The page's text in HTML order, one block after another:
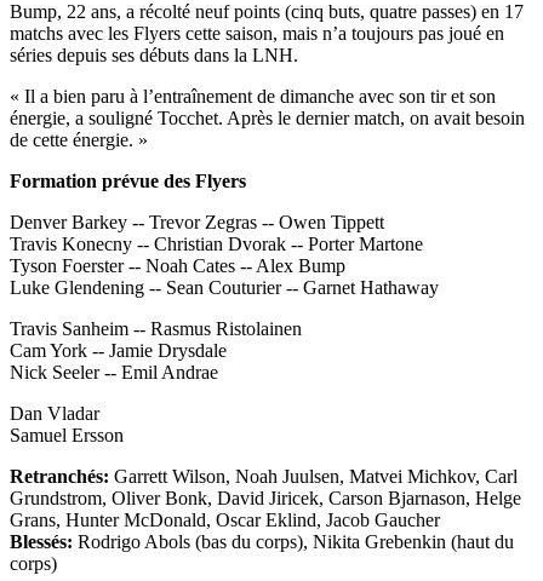
Bump, 22 ans, a récolté neuf points (cinq buts, quatre passes) en 17
matchs avec les Flyers cette saison, mais n’a toujours pas joué en
séries depuis ses débuts dans la LNH.
« Il a bien paru à l’entraînement de dimanche avec son tir et son
énergie, a souligné Tocchet. Après le dernier match, on avait besoin
de cette énergie. »
Formation prévue des Flyers
Denver Barkey -- Trevor Zegras -- Owen Tippett
Travis Konecny -- Christian Dvorak -- Porter Martone
Tyson Foerster -- Noah Cates -- Alex Bump
Luke Glendening -- Sean Couturier -- Garnet Hathaway
Travis Sanheim -- Rasmus Ristolainen
Cam York -- Jamie Drysdale
Nick Seeler -- Emil Andrae
Dan Vladar
Samuel Ersson
Retranchés: Garrett Wilson, Noah Juulsen, Matvei Michkov, Carl
Grundstrom, Oliver Bonk, David Jiricek, Carson Bjarnason, Helge
Grans, Hunter McDonald, Oscar Eklind, Jacob Gaucher
Blessés: Rodrigo Abols (bas du corps), Nikita Grebenkin (haut du
corps)